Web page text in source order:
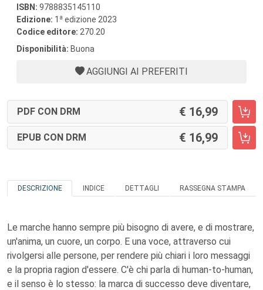
ISBN: 9788835145110
Edizione: 1 a edizione 2023
Codice editore: 270.20
Disponibilità: Buona
AGGIUNGI AI PREFERITI
PDF CON DRM 16,99
EPUB CON DRM 16,99
DESCRIZIONE INDICE DETTAGLI RASSEGNA STAMPA
Le marche hanno sempre più bisogno di avere, e di mostrare,
un'anima, un cuore, un corpo. E una voce, attraverso cui
rivolgersi alle persone, per rendere più chiari i loro messaggi
e la propria ragion d'essere. C'è chi parla di human-to-human,
e il senso è lo stesso: la marca di successo deve diventare,